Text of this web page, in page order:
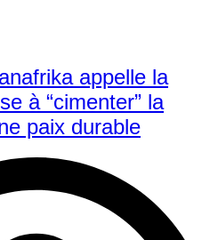
appelle la
à “cimenter” la
paix durable